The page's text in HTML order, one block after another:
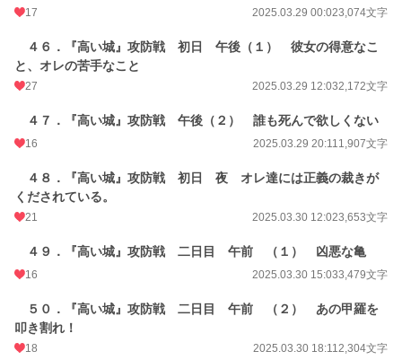
17 2025.03.29 00:023,074文字
４６．『高い城』攻防戦 初日 午後（１） 彼女の得意なこ
と、オレの苦手なこと
27 2025.03.29 12:032,172文字
４７．『高い城』攻防戦 午後（２） 誰も死んで欲しくない
16 2025.03.29 20:111,907文字
４８．『高い城』攻防戦 初日 夜 オレ達には正義の裁きが
くだされている。
21 2025.03.30 12:023,653文字
４９．『高い城』攻防戦 二日目 午前 （１） 凶悪な亀
16 2025.03.30 15:033,479文字
５０．『高い城』攻防戦 二日目 午前 （２） あの甲羅を
叩き割れ！
18 2025.03.30 18:112,304文字